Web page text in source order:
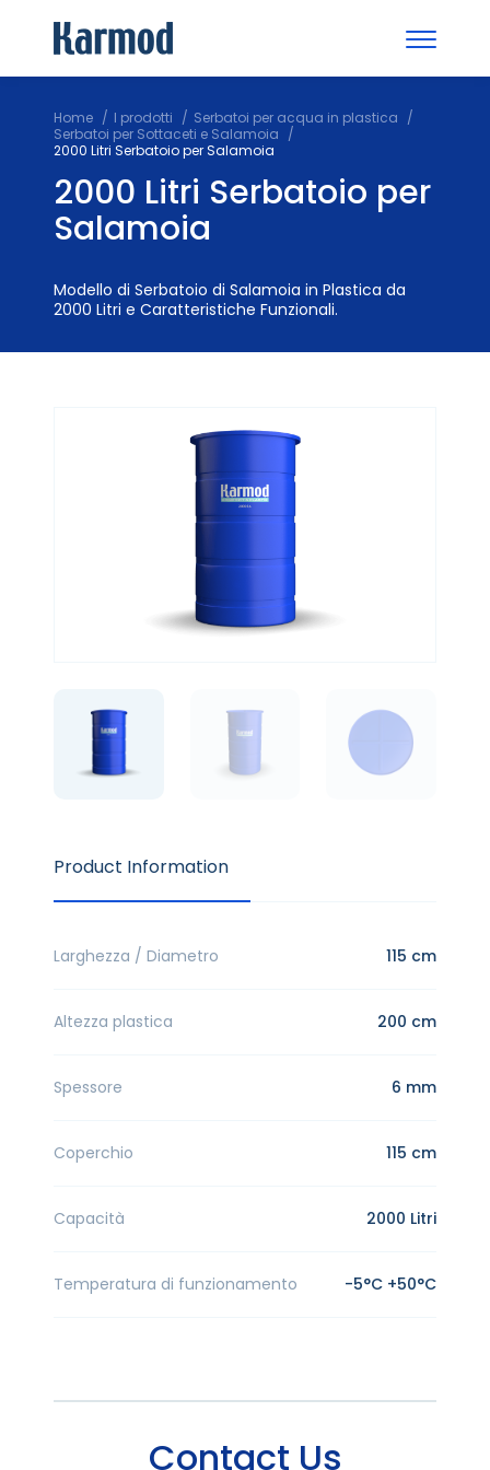
Home I prodotti
Serbatoi per acqua in plastica
Serbatoi per Sottaceti e Salamoia
2000 Litri Serbatoio per Salamoia
2000 Litri Serbatoio per
Salamoia
Modello di Serbatoio di Salamoia in Plastica da
2000 Litri e Caratteristiche Funzionali.
Product Information
Larghezza / Diametro 115 cm
Altezza plastica 200 cm
Spessore 6 mm
Coperchio 115 cm
Capacità 2000 Litri
Temperatura di funzionamento -5°C +50°C
Contact Us